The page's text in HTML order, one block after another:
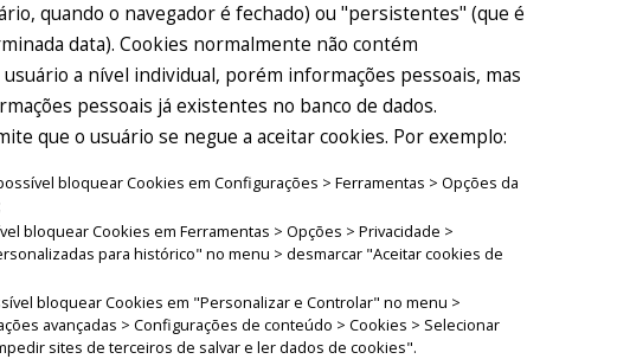
quando o navegador é fechado) ou "persistentes" (que é
data). Cookies normalmente não contém
a nível individual, porém informações pessoais, mas
pessoais já existentes no banco de dados.
que o usuário se negue a aceitar cookies. Por exemplo:
bloquear Cookies em Configurações > Ferramentas > Opções da
bloquear Cookies em Ferramentas > Opções > Privacidade >
para histórico" no menu > desmarcar "Aceitar cookies de
bloquear Cookies em "Personalizar e Controlar" no menu >
avançadas > Configurações de conteúdo > Cookies > Selecionar
sites de terceiros de salvar e ler dados de cookies".